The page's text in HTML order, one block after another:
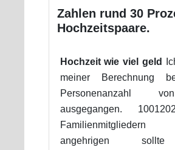
Zahlen rund 30
Hochzeitspaare.
Hochzeit wie viel geld
meiner Berechnung
Personenanzahl
ausgegangen.
angehrigen